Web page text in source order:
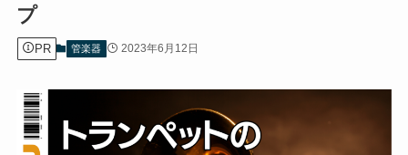
プ
PR 管楽器 2023年6月12日